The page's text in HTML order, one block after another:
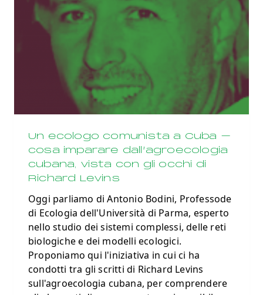
Un ecologo comunista a Cuba –
cosa imparare dall’agroecologia
cubana, vista con gli occhi di
Richard Levins
Oggi parliamo di Antonio Bodini, Professode
di Ecologia dell'Università di Parma, esperto
nello studio dei sistemi complessi, delle reti
biologiche e dei modelli ecologici.
Proponiamo qui l'iniziativa in cui ci ha
condotti tra gli scritti di Richard Levins
sull'agroecologia cubana, per comprendere